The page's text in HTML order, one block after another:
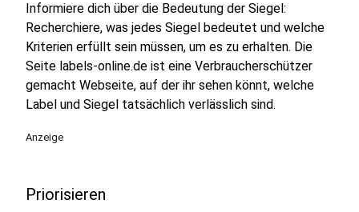
Informiere dich über die Bedeutung der Siegel:
Recherchiere, was jedes Siegel bedeutet und welche
Kriterien erfüllt sein müssen, um es zu erhalten. Die
Seite labels-online.de ist eine Verbraucherschützer
gemacht Webseite, auf der ihr sehen könnt, welche
Label und Siegel tatsächlich verlässlich sind.
Anzeige
Priorisieren